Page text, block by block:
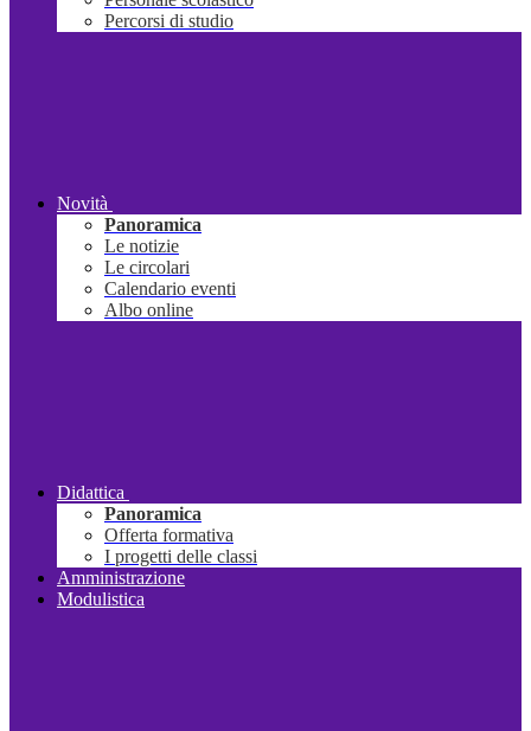
Percorsi di studio
Novità
Panoramica
Le notizie
Le circolari
Calendario eventi
Albo online
Didattica
Panoramica
Offerta formativa
I progetti delle classi
Amministrazione
Modulistica